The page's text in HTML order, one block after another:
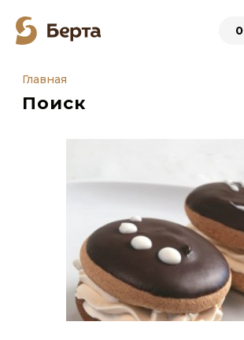
0
Главная
Поиск